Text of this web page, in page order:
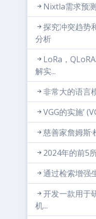
Nixtla需求预
探究冲突趋势
分析
LoRa，
解实...
非常大的语言
VGG的实施’
慈善家詹姆斯
2024年的前5
通过检索增强
开发一款用于
机...